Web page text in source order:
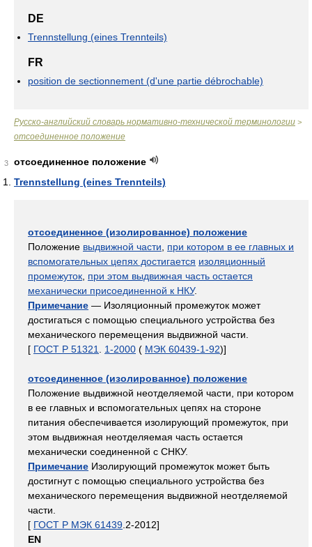
DE
Trennstellung (eines Trennteils)
FR
position de sectionnement (d'une partie débrochable)
Русско-английский словарь нормативно-технической терминологии >
отсоединенное положение
3
отсоединенное положение
Trennstellung (eines Trennteils)
отсоединенное (изолированное) положение
Положение выдвижной части
при котором в ее главных и
вспомогательных цепях достигается изоляционный
промежуток при этом выдвижная часть остается
механически присоединенной к НКУ.
Примечание — Изоляционный промежуток может
достигаться с помощью специального устройства без
механического перемещения выдвижной части.
[ ГОСТ Р 51321 1-2000 ( МЭК 60439-1-92)]
отсоединенное (изолированное) положение
Положение выдвижной неотделяемой части, при котором
в ее главных и вспомогательных цепях на стороне
питания обеспечивается изолирующий промежуток, при
этом выдвижная неотделяемая часть остается
механически соединенной с СНКУ.
Примечание Изолирующий промежуток может быть
достигнут с помощью специального устройства без
механического перемещения выдвижной неотделяемой
части.
[ ГОСТ Р МЭК 61439 .2-2012]
EN